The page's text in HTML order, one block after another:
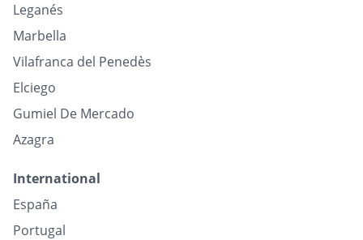
Leganés
Marbella
Vilafranca del Penedès
Elciego
Gumiel De Mercado
Azagra
International
España
Portugal